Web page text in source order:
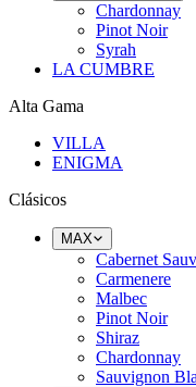
Chardonnay
Pinot Noir
Syrah
LA CUMBRE
Alta Gama
VILLA
ENIGMA
Clásicos
MAX
Cabernet
Carmenere
Malbec
Pinot Noir
Shiraz
Chardonnay
Sauvignon